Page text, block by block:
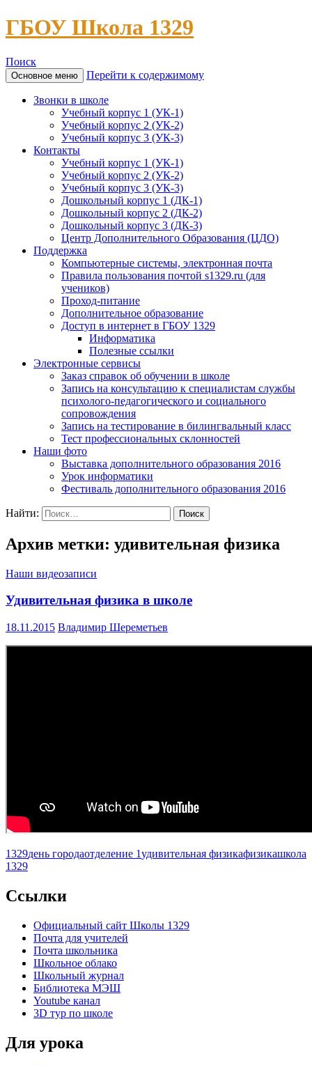
ГБОУ Школа 1329
Поиск
Основное меню Перейти к содержимому
Звонки в школе
Учебный корпус 1 (УК-1)
Учебный корпус 2 (УК-2)
Учебный корпус 3 (УК-3)
Контакты
Учебный корпус 1 (УК-1)
Учебный корпус 2 (УК-2)
Учебный корпус 3 (УК-3)
Дошкольный корпус 1 (ДК-1)
Дошкольный корпус 2 (ДК-2)
Дошкольный корпус 3 (ДК-3)
Центр Дополнительного Образования (ЦДО)
Поддержка
Компьютерные системы, электронная почта
Правила пользования почтой s1329.ru (для
учеников)
Проход-питание
Дополнительное образование
Доступ в интернет в ГБОУ 1329
Информатика
Полезные ссылки
Электронные сервисы
Заказ справок об обучении в школе
Запись на консультацию к специалистам службы
психолого-педагогического и социального
сопровождения
Запись на тестирование в билингвальный класс
Тест профессиональных склонностей
Наши фото
Выставка дополнительного образования 2016
Урок информатики
Фестиваль дополнительного образования 2016
Найти:
Архив метки: удивительная физика
Наши видеозаписи
Удивительная физика в школе
18.11.2015 Владимир Шереметьев
1329день городаотделение 1удивительная физикафизикашкола
1329
Ccылки
Официальный сайт Школы 1329
Почта для учителей
Почта школьника
Школьное облако
Школьный журнал
Библиотека МЭШ
Youtube канал
3D тур по школе
Для урока